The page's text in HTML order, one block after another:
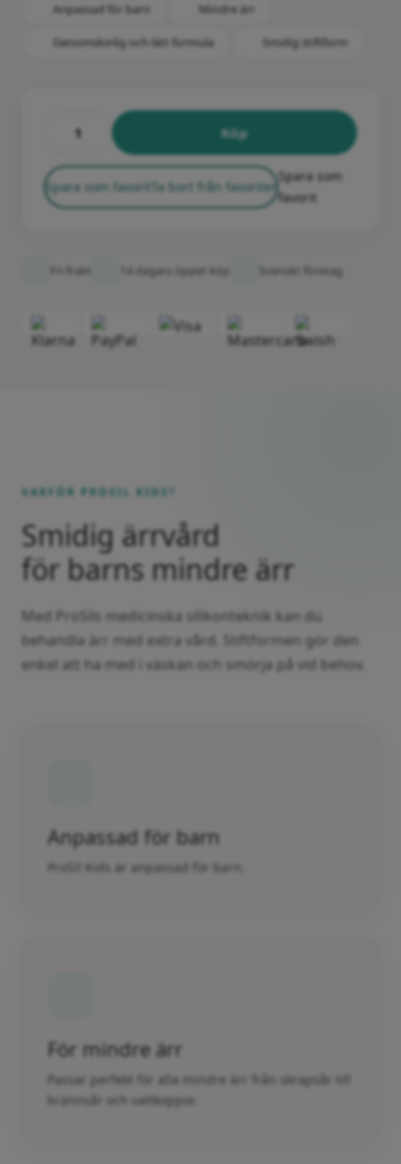
Anpassad för barn Mindre ärr
Genomskinlig och lätt formula Smidig stiftform
Köp
Spara som favorit Ta bort från favoriter
Spara som
favorit
Fri frakt 14 dagars öppet köp Svenskt företag
VARFÖR PROSIL KIDS?
Smidig ärrvård
för barns mindre ärr
Med ProSils medicinska silikonteknik kan du
behandla ärr med extra vård. Stiftformen gör den
enkel att ha med i väskan och smörja på vid behov.
Anpassad för barn
ProSil Kids är anpassad för barn.
För mindre ärr
Passar perfekt för alla mindre ärr från skrapsår till
brännsår och vattkoppor.